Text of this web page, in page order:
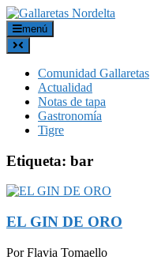
menú
Comunidad Gallaretas
Actualidad
Notas de tapa
Gastronomía
Tigre
Etiqueta: bar
EL GIN DE ORO
Por Flavia Tomaello